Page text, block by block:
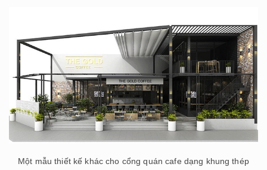
Một mẫu thiết kế khác cho cổng quán cafe dạng khung thép